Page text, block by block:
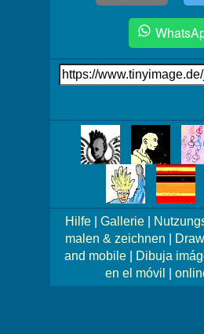
Link
auf's
Mehr
Bilder!
Hilfe| Gallerie|
malen & zeichnen
and mobile|
Dibuja
en el móvil